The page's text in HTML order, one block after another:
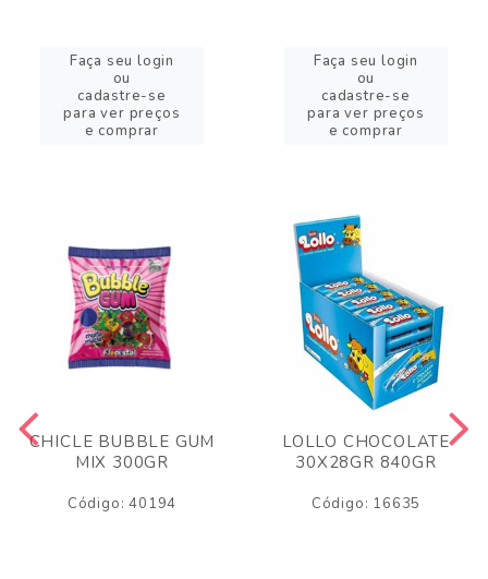
Faça seu login
ou
cadastre-se
para ver preços
e comprar
Faça seu login
ou
cadastre-se
para ver preços
e comprar
CHICLE BUBBLE GUM
MIX 300GR
Código: 40194
LOLLO CHOCOLATE
30X28GR 840GR
Código: 16635